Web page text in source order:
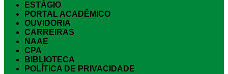
ESTÁGIO
PORTAL ACADÊMICO
OUVIDORIA
CARREIRAS
NAAE
CPA
BIBLIOTECA
POLÍTICA DE PRIVACIDADE